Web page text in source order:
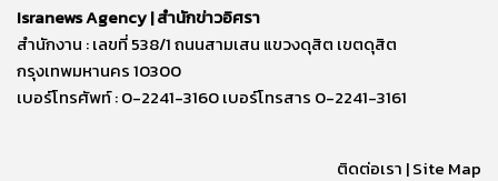
Isranews Agency | สำนักข่าวอิศรา
สำนักงาน : เลขที่ 538/1 ถนนสามเสน แขวงดุสิต เขตดุสิต
กรุงเทพมหานคร 10300
เบอร์โทรศัพท์ : 0-2241-3160 เบอร์โทรสาร 0-2241-3161
ติดต่อเรา | Site Map